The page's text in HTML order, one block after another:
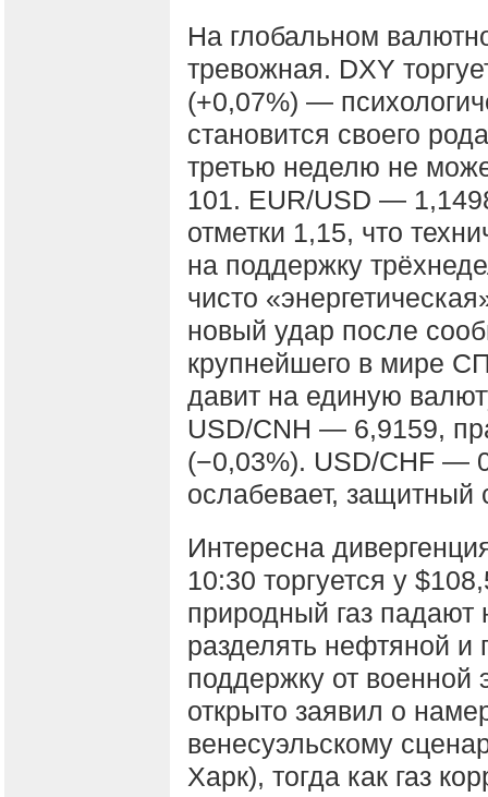
На глобальном
тревожная. DXY
(+0,07%) —
становится своего
третью неделю не
101. EUR/USD —
отметки 1,15, что
на поддержку
чисто
новый удар после
крупнейшего в мире
давит на единую
USD/CNH — 6,9159,
(−0,03%). USD/CHF —
ослабевает,
Интересна
10:30 торгуется у
природный газ падают
разделять нефтяной и
поддержку от военной
открыто заявил о
венесуэльскому
Харк), тогда как газ